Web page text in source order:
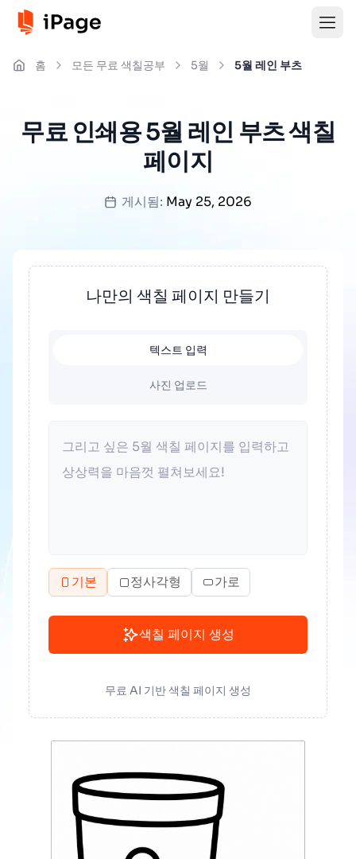
홈 모든 무료 색칠공부 5월 5월 레인 부츠
무료 인쇄용 5월 레인 부츠 색칠
페이지
게시됨: May 25, 2026
나만의 색칠 페이지 만들기
텍스트 입력
사진 업로드
기본 정사각형 가로
색칠 페이지 생성
무료 AI 기반 색칠 페이지 생성